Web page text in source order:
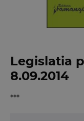
Legislatia
8.09.2014
***